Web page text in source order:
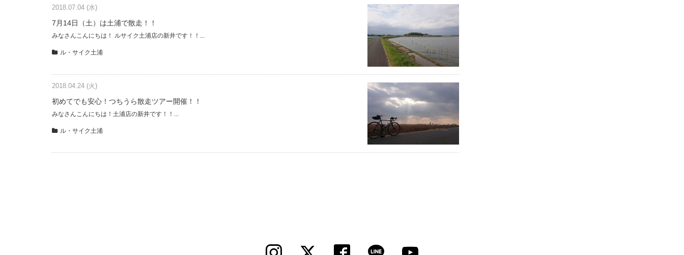
2018.07.04 (水)
7月14日（土）は土浦で散走！！
みなさんこんにちは！ ルサイク土浦店の新井です！！...
ル・サイク土浦
2018.04.24 (火)
初めてでも安心！つちうら散走ツアー開催！！
みなさんこんにちは！土浦店の新井です！！...
ル・サイク土浦